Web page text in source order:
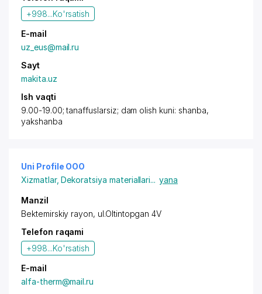
+998...Ko'rsatish
E-mail
uz_eus@mail.ru
Sayt
makita.uz
Ish vaqti
9.00-19.00; tanaffuslarsiz; dam olish kuni: shanba,
yakshanba
Uni Profile OOO
Xizmatlar,Dekoratsiya materiallari... yana
Manzil
Bektemirskiy rayon, ul.Oltintopgan 4V
Telefon raqami
+998...Ko'rsatish
E-mail
alfa-therm@mail.ru